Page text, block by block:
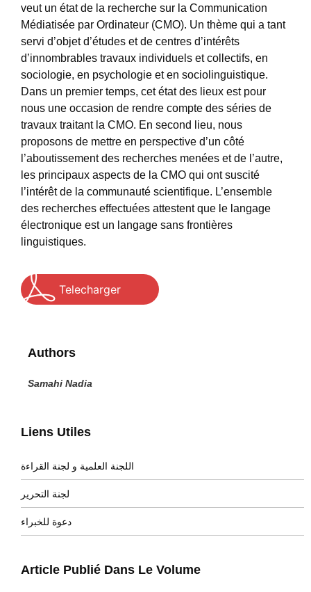
Liens Utiles
اللجنة العلمية و لجنة القراءة
لجنة التحرير
دعوة للخبراء
Article Publié Dans Le Volume
veut un état de la recherche sur la Communication
Médiatisée par Ordinateur (CMO). Un thème qui a tant
servi d’objet d’études et de centres d’intérêts
d’innombrables travaux individuels et collectifs, en
sociologie, en psychologie et en sociolinguistique.
Dans un premier temps, cet état des lieux est pour
nous une occasion de rendre compte des séries de
travaux traitant la CMO. En second lieu, nous
proposons de mettre en perspective d’un côté
l’aboutissement des recherches menées et de l’autre,
les principaux aspects de la CMO qui ont suscité
l’intérêt de la communauté scientifique. L’ensemble
des recherches effectuées attestent que le langage
électronique est un langage sans frontières
linguistiques.
Telecharger
Authors
Samahi Nadia